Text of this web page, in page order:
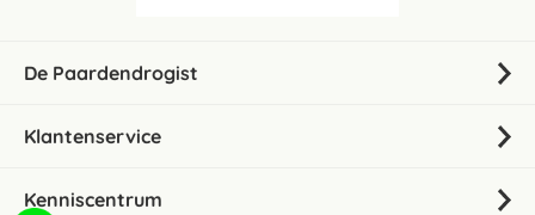
De Paardendrogist
Klantenservice
Kenniscentrum